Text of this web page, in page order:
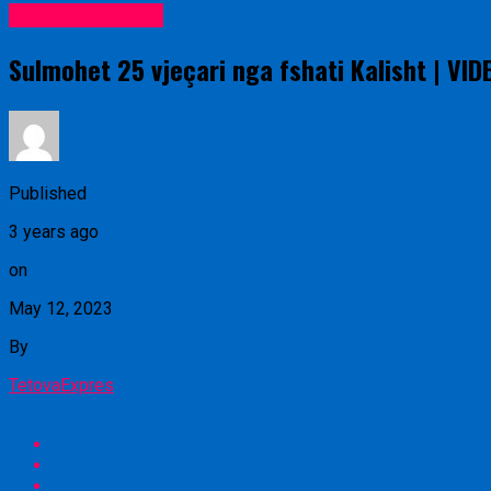
Sulmohet 25 vjeçari nga fshati Kalisht |
Published
3 years ago
on
May 12, 2023
By
TetovaExpres